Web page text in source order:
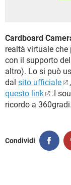
HARDWARE
INSTAGRAM
TIKTOK
HARDWARE
Cardboard
realtà virtuale
con il supporto
altro). Lo si può
dal sito ufficiale
questo link
.I
ricordo a 360gradi.
Condividi